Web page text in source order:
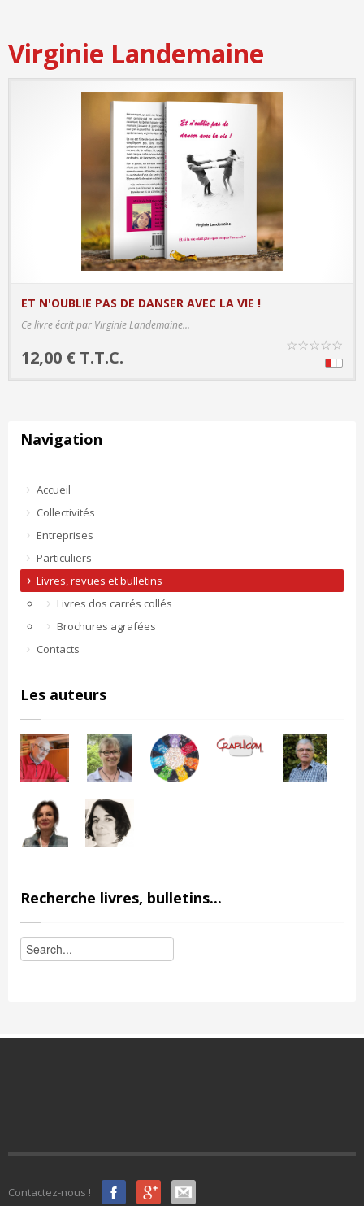
Virginie Landemaine
ET N'OUBLIE PAS DE DANSER AVEC LA VIE !
Ce livre écrit par Virginie Landemaine...
12,00 € T.T.C.
☆☆☆☆☆
Navigation
Accueil
Collectivités
Entreprises
Particuliers
Livres, revues et bulletins
Livres dos carrés collés
Brochures agrafées
Contacts
Les auteurs
Recherche livres, bulletins...
Contactez-nous !